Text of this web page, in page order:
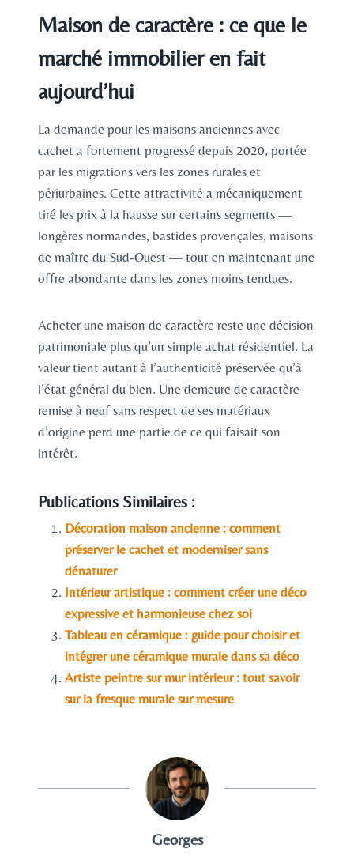
Maison de caractère : ce que le
marché immobilier en fait
aujourd’hui
La demande pour les maisons anciennes avec
cachet a fortement progressé depuis 2020, portée
par les migrations vers les zones rurales et
périurbaines. Cette attractivité a mécaniquement
tiré les prix à la hausse sur certains segments —
longères normandes, bastides provençales, maisons
de maître du Sud-Ouest — tout en maintenant une
offre abondante dans les zones moins tendues.
Acheter une maison de caractère reste une décision
patrimoniale plus qu’un simple achat résidentiel. La
valeur tient autant à l’authenticité préservée qu’à
l’état général du bien. Une demeure de caractère
remise à neuf sans respect de ses matériaux
d’origine perd une partie de ce qui faisait son
intérêt.
Publications Similaires :
Décoration maison ancienne : comment
préserver le cachet et moderniser sans
dénaturer
Intérieur artistique : comment créer une déco
expressive et harmonieuse chez soi
Tableau en céramique : guide pour choisir et
intégrer une céramique murale dans sa déco
Artiste peintre sur mur intérieur : tout savoir
sur la fresque murale sur mesure
Georges